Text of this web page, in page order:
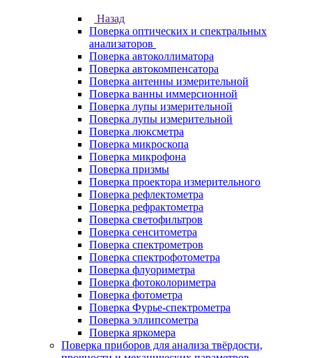
Назад
Поверка оптических и спектральных
анализаторов
Поверка автоколлиматора
Поверка автокомпенсатора
Поверка антенны измерительной
Поверка ванны иммерсионной
Поверка лупы измерительной
Поверка лупы измерительной
Поверка люксметра
Поверка микроскопа
Поверка микрофона
Поверка призмы
Поверка проектора измерительного
Поверка рефлектометра
Поверка рефрактометра
Поверка светофильтров
Поверка сенситометра
Поверка спектрометров
Поверка спектрофотометра
Поверка флуориметра
Поверка фотоколориметра
Поверка фотометра
Поверка Фурье-спектрометра
Поверка эллипсометра
Поверка яркомера
Поверка приборов для анализа твёрдости,